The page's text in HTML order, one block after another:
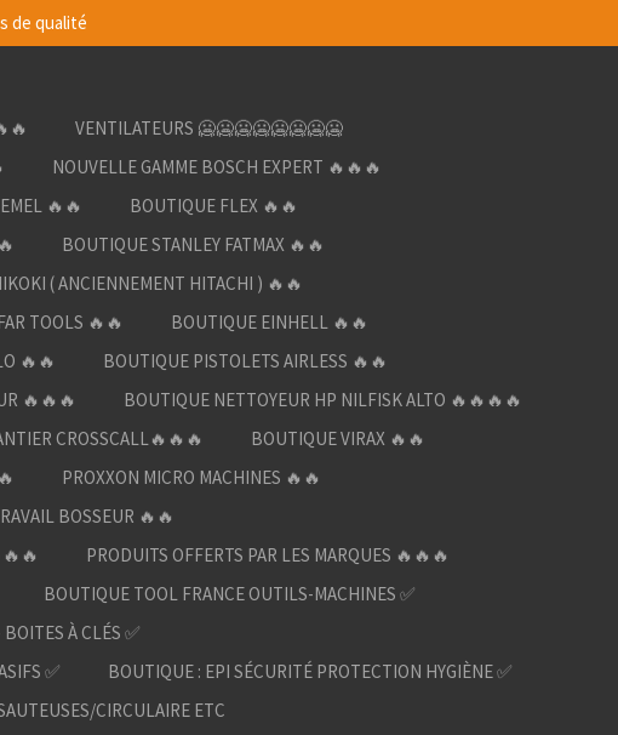
de qualité
VENTILATEURS 🥶🥶🥶🥶🥶🥶🥶🥶
NOUVELLE GAMME BOSCH EXPERT 🔥🔥🔥
🔥🔥
BOUTIQUE FLEX 🔥🔥
BOUTIQUE STANLEY FATMAX 🔥🔥
( ANCIENNEMENT HITACHI ) 🔥🔥
TOOLS 🔥🔥
BOUTIQUE EINHELL 🔥🔥
🔥🔥
BOUTIQUE PISTOLETS AIRLESS 🔥🔥
🔥🔥🔥
BOUTIQUE NETTOYEUR HP NILFISK ALTO 🔥🔥🔥🔥
CROSSCALL🔥🔥🔥
BOUTIQUE VIRAX 🔥🔥
PROXXON MICRO MACHINES 🔥🔥
BOSSEUR 🔥🔥
PRODUITS OFFERTS PAR LES MARQUES 🔥🔥🔥
BOUTIQUE TOOL FRANCE OUTILS-MACHINES ✅
À CLÉS ✅
✅
BOUTIQUE : EPI SÉCURITÉ PROTECTION HYGIÈNE ✅
CIRCULAIRE ETC